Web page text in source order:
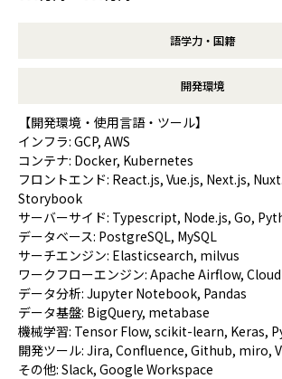
語学力・国籍
開発環境
【開発環境・使用言語・ツール】
インフラ: GCP, AWS
コンテナ: Docker, Kubernetes
フロントエンド: React.js, Vue.js, Next.js,
Storybook
サーバーサイド: Typescript, Node.js, Go,
データベース: PostgreSQL, MySQL
サーチエンジン: Elasticsearch, milvus
ワークフローエンジン: Apache Airflow,
データ分析: Jupyter Notebook, Pandas
データ基盤: BigQuery, metabase
機械学習: Tensor Flow, scikit-learn, Keras,
開発ツール: Jira, Confluence, Github, miro,
その他: Slack, Google Workspace